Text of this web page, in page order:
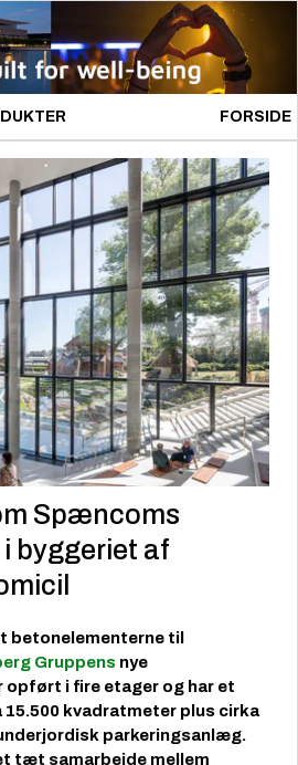
FORSIDE
Spæncoms
byggeriet af
betonelementerne til
Gruppens nye
opført i fire etager og har et
15.500 kvadratmeter plus cirka
parkeringsanlæg.
tæt samarbejde mellem